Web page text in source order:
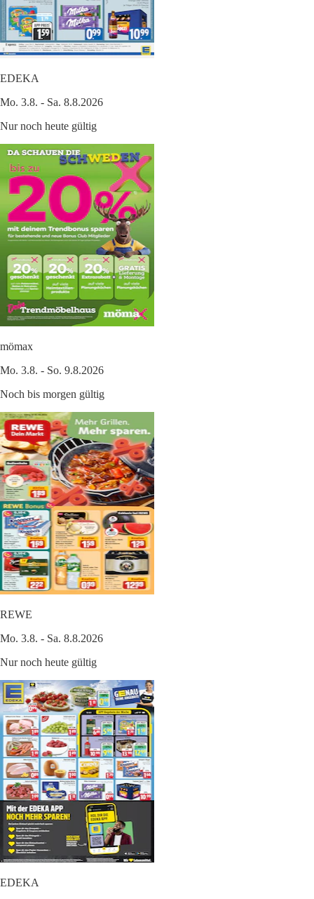
EDEKA
Mo. 3.8. - Sa. 8.8.2026
Nur noch heute gültig
mömax
Mo. 3.8. - So. 9.8.2026
Noch bis morgen gültig
REWE
Mo. 3.8. - Sa. 8.8.2026
Nur noch heute gültig
EDEKA